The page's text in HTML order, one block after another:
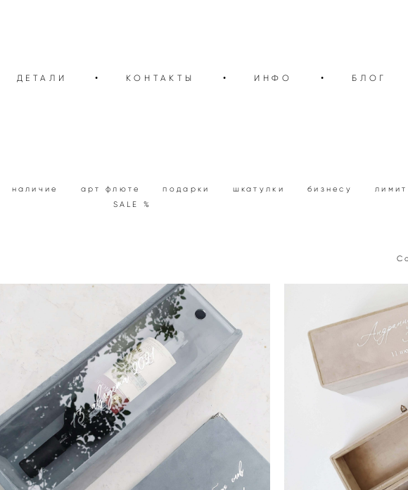
ДЕТАЛИ • КОНТАКТЫ • ИНФО • БЛОГ
наличие арт флюте подарки шкатулки бизнесу
SALE %